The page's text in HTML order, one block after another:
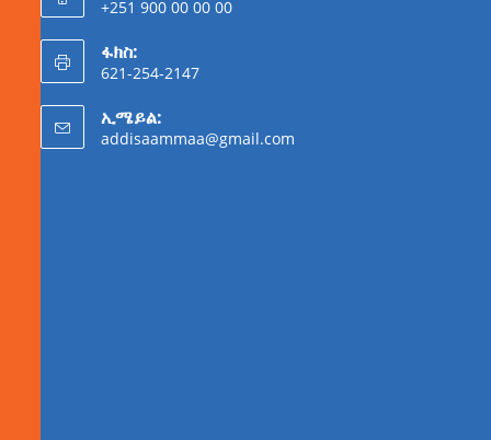
+251 900 00 00 00
ፋክስ:
621-254-2147
ኢሜይል:
addisaammaa@gmail.com